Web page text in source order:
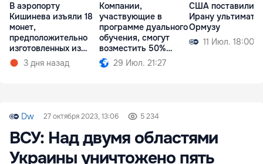
В аэропорту
Кишинева изъяли 18
монет,
предположительно
изготовленных из
серебра
3 дня назад
Компании,
участвующие в
программе дуального
обучения, смогут
возместить 50%
расходов
29 Июл. 21:27
США поставили
Ирану
Ормузу
11 Июл. 18:00
Dw 27 октября 2023, 13:06 5 234
ВСУ: Над двумя областями
Украины уничтожено пять